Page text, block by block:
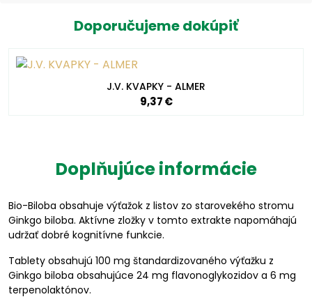
Doporučujeme dokúpiť
J.V. KVAPKY - ALMER
9,37 €
Doplňujúce informácie
Bio-Biloba obsahuje výťažok z listov zo starovekého stromu
Ginkgo biloba. Aktívne zložky v tomto extrakte napomáhajú
udržať dobré kognitívne funkcie.
Tablety obsahujú 100 mg štandardizovaného výťažku z
Ginkgo biloba obsahujúce 24 mg flavonoglykozidov a 6 mg
terpenolaktónov.